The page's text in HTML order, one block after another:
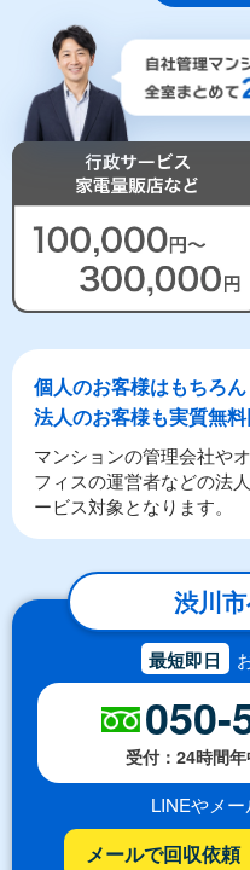
個人のお客様はもちろん
法人のお客様も実質無料
マンションの管理会社や
フィスの運営者などの法
ービス対象となります。
渋川
最短即日
050-
受付：24時間年
LINEやメ
メールで回収依頼